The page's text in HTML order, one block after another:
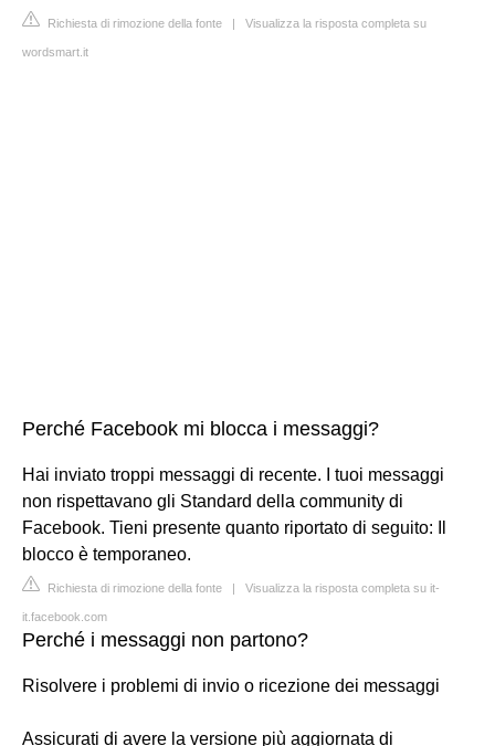
Richiesta di rimozione della fonte | Visualizza la risposta completa su
wordsmart.it
Perché Facebook mi blocca i messaggi?
Hai inviato troppi messaggi di recente. I tuoi messaggi
non rispettavano gli Standard della community di
Facebook. Tieni presente quanto riportato di seguito: Il
blocco è temporaneo.
Richiesta di rimozione della fonte | Visualizza la risposta completa su it-
it.facebook.com
Perché i messaggi non partono?
Risolvere i problemi di invio o ricezione dei messaggi
Assicurati di avere la versione più aggiornata di